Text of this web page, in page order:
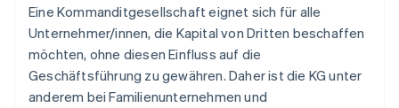
Eine Kommanditgesellschaft eignet sich für alle
Unternehmer/innen, die Kapital von Dritten beschaffen
möchten, ohne diesen Einfluss auf die
Geschäftsführung zu gewähren. Daher ist die KG unter
anderem bei Familienunternehmen und